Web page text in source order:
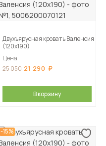
Двухъярусная кровать Валенсия
(120х190)
Цена
25 050 21 290
В корзину
-15%